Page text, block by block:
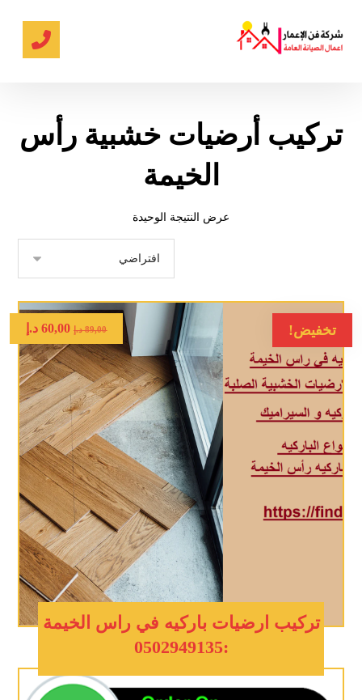
تركيب أرضيات خشبية رأس
الخيمة
عرض النتيجة الوحيدة
تخفيض!
تركيب ارضيات باركيه في راس الخيمة
:0502949135
89,00 د.إ 60,00 د.إ